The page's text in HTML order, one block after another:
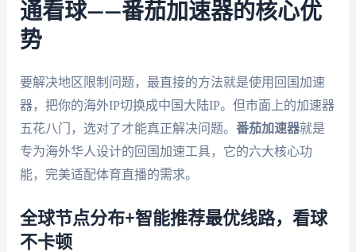
通看球——番茄加速器的核心优
势
要解决地区限制问题，最直接的方法就是使用回国加速
器，把你的海外IP切换成中国大陆IP。但市面上的加速器
五花八门，选对了才能真正解决问题。 番茄加速器就是
专为海外华人设计的回国加速工具，它的六大核心功
能，完美适配体育直播的需求。
全球节点分布+智能推荐最优线路，看球
不卡顿